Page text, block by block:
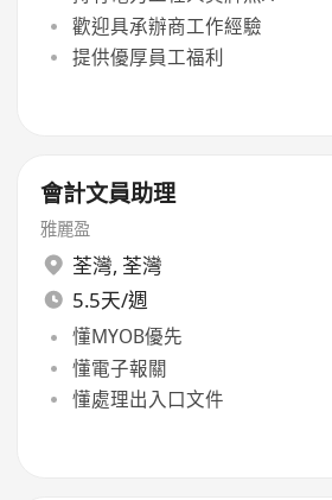
歡迎具承辦商工作經驗
提供優厚員工福利
會計文員助理
雅麗盈
荃灣, 荃灣
5.5天/週
懂MYOB優先
懂電子報關
懂處理出入口文件